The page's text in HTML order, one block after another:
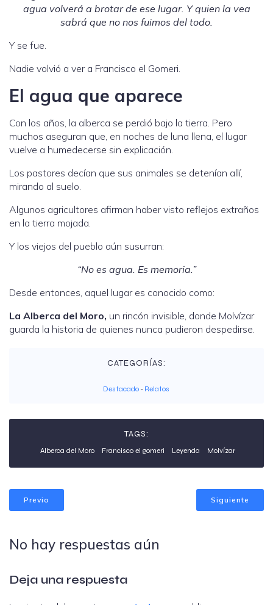
agua volverá a brotar de ese lugar. Y quien la vea
sabrá que no nos fuimos del todo.
Y se fue.
Nadie volvió a ver a Francisco el Gomeri.
El agua que aparece
Con los años, la alberca se perdió bajo la tierra. Pero
muchos aseguran que, en noches de luna llena, el lugar
vuelve a humedecerse sin explicación.
Los pastores decían que sus animales se detenían allí,
mirando al suelo.
Algunos agricultores afirman haber visto reflejos extraños
en la tierra mojada.
Y los viejos del pueblo aún susurran:
“No es agua. Es memoria.”
Desde entonces, aquel lugar es conocido como:
La Alberca del Moro, un rincón invisible, donde Molvízar
guarda la historia de quienes nunca pudieron despedirse.
CATEGORÍAS:
Destacado - Relatos
TAGS:
Alberca del Moro Francisco el gomeri Leyenda Molvízar
Previo Siguiente
No hay respuestas aún
Deja una respuesta